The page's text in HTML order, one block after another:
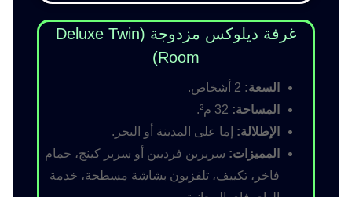
غرفة ديلوكس مزدوجة (Deluxe Twin
Room)
السعة:
المساحة:
الإطلالة: إما على المدينة أو البحر.
المميزات: سريرين فرديين أو سرير كينج، حمام
فاخر، تكييف، تلفزيون بشاشة مسطحة، خدمة